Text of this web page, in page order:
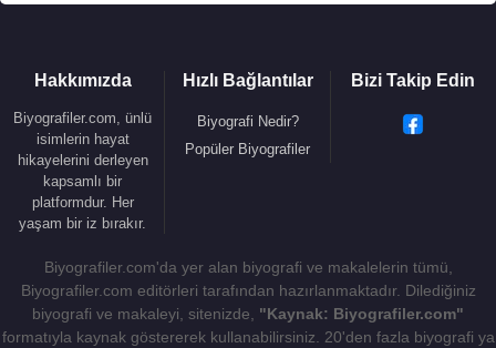
Hakkımızda
Biyografiler.com, ünlü
isimlerin hayat
hikayelerini derleyen
kapsamlı bir
platformdur. Her
yaşam bir iz bırakır.
Hızlı Bağlantılar
Biyografi Nedir?
Popüler Biyografiler
Bizi Takip Edin
Biyografiler.com'da yer alan biyografi ve makalelerin tümü,
Biyografiler.com editörleri tarafından hazırlanmaktadır. Dilediğiniz
biyografi ve makaleyi, sitenizde, "Kaynak: Biyografiler.com"
formatıyla kaynak göstererek kullanabilirsiniz. 20'den fazla biyografi ya